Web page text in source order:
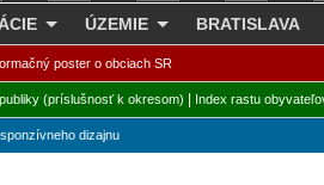
ÚZEMIE BRATISLAVA
poster o obciach SR
(príslušnosť k okresom) Index rastu
dizajnu